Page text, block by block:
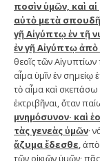
ποσὶν ὑμῶν, καὶ
αὐτὸ μετὰ
γῇ Αἰγύπτῳ ἐν τῇ
ἐν γῇ Αἰγύπτῳ
θεοῖς τῶν Αἰγυπτίων
αἷμα ὑμῖν ἐν σημείῳ
τὸ αἷμα καὶ σκεπάσω
ἐκτριβῆναι, ὅταν
μνημόσυνον· καὶ
τὰς γενεὰς ὑμῶν·
ἄζυμα ἔδεσθε ,
τῶν οἰκιῶν ὑμῶν·